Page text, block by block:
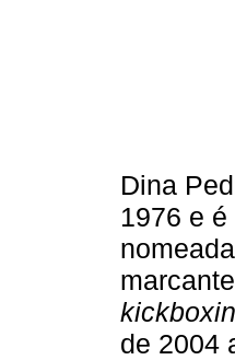
Dina
1976 e
de 2004